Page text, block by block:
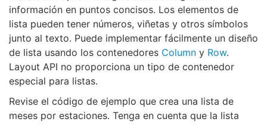
información en puntos concisos. Los elementos de
lista pueden tener números, viñetas y otros símbolos
junto al texto. Puede implementar fácilmente un diseño
de lista usando los contenedores Column y Row.
Layout API no proporciona un tipo de contenedor
especial para listas.
Revise el código de ejemplo que crea una lista de
meses por estaciones. Tenga en cuenta que la lista